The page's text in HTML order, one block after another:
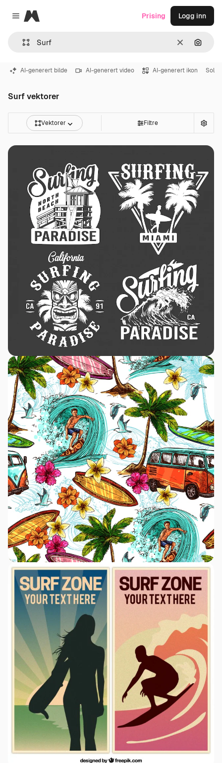
Close menu
Magnific
Slett Søk
Prising Logg inn
AI-generert bilde AI-generert video AI-generert ikon Sol
Surf vektorer
Vektorer Filtre